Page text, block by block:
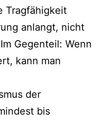
Tragfähigkeit
anlangt, nicht
Gegenteil: Wenn
kann man
der
bis